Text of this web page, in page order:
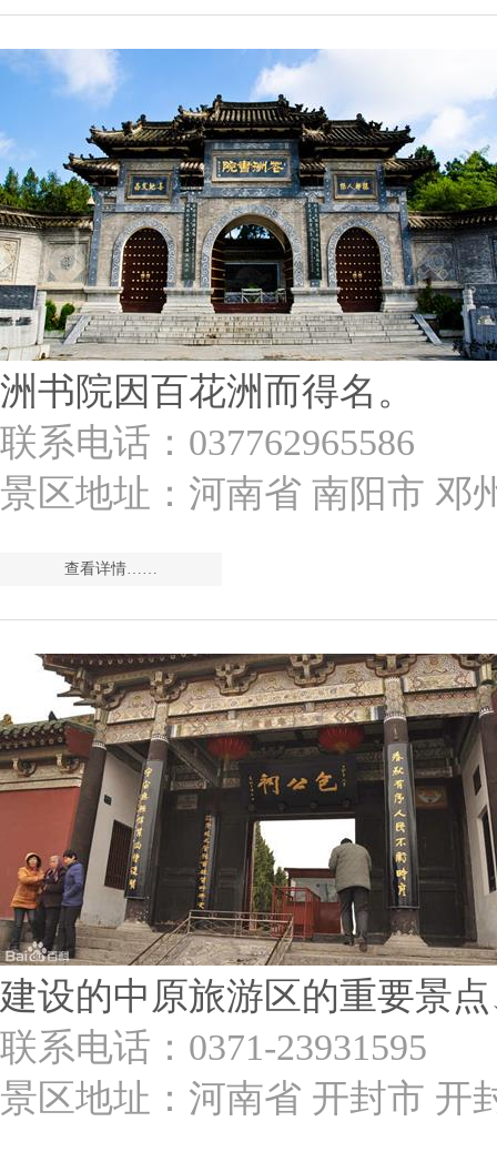
洲书院因百花洲而得名。
联系电话：037762965586
景区地址：河南省 南阳市 邓
查看详情……
建设的中原旅游区的重要景
联系电话：0371-23931595
景区地址：河南省 开封市 开